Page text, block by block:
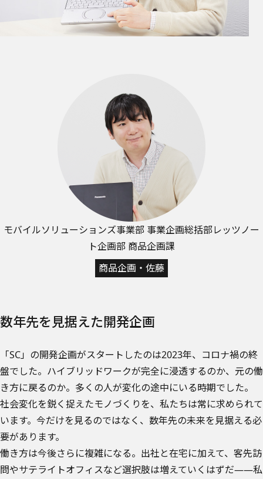
モバイルソリューションズ事業部 事業企画総括部レッツノー
ト企画部 商品企画課
商品企画・佐藤
数年先を見据えた開発企画
「SC」の開発企画がスタートしたのは2023年、コロナ禍の終
盤でした。ハイブリッドワークが完全に浸透するのか、元の働
き方に戻るのか。多くの人が変化の途中にいる時期でした。
社会変化を鋭く捉えたモノづくりを、私たちは常に求められて
います。今だけを見るのではなく、数年先の未来を見据える必
要があります。
働き方は今後さらに複雑になる。出社と在宅に加えて、客先訪
問やサテライトオフィスなど選択肢は増えていくはずだ――私